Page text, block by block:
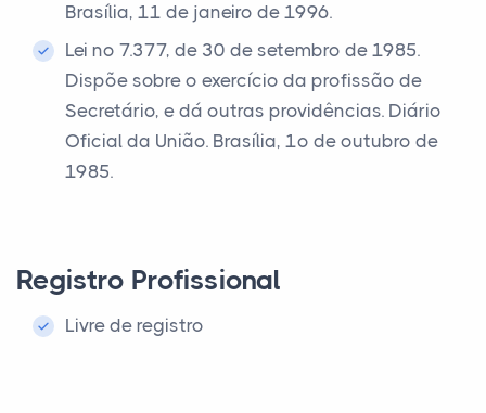
Brasília, 11 de janeiro de 1996.
Lei nº 7.377, de 30 de setembro de 1985.
Dispõe sobre o exercício da profissão de
Secretário, e dá outras providências. Diário
Oficial da União. Brasília, 1º de outubro de
1985.
Registro Profissional
Livre de registro